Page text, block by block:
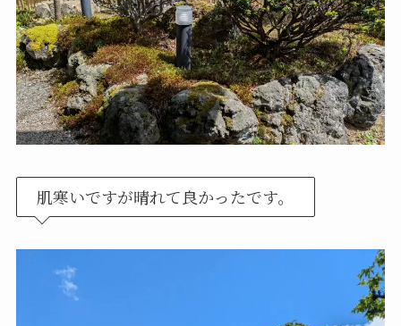
肌寒いですが晴れて良かったです。